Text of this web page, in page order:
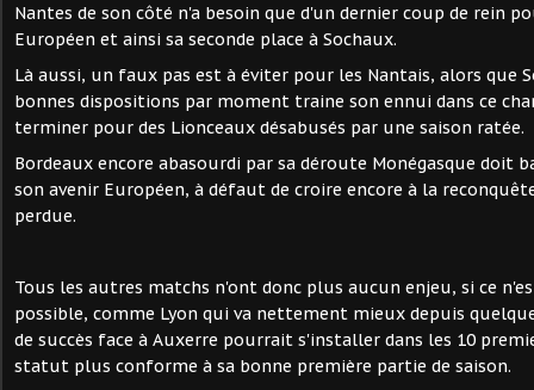
Nantes de son côté n'a besoin que d'un dernier coup de rein
Européen et ainsi sa seconde place à Sochaux.
Là aussi, un faux pas est à éviter pour les Nantais, alors que
bonnes dispositions par moment traine son ennui dans ce
terminer pour des Lionceaux désabusés par une saison ratée.
Bordeaux encore abasourdi par sa déroute Monégasque doit
son avenir Européen, à défaut de croire encore à la
perdue.
Tous les autres matchs n'ont donc plus aucun enjeu, si ce
possible, comme Lyon qui va nettement mieux depuis
de succès face à Auxerre pourrait s'installer dans les 10
statut plus conforme à sa bonne première partie de saison.